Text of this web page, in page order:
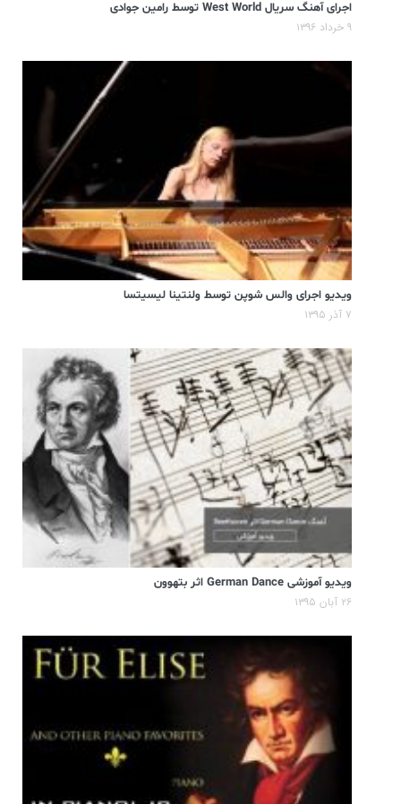
اجرای آهنگ سریال West World توسط رامین جوادی
۹ خرداد ۱۳۹۶
ویدیو اجرای والس شوپن توسط ولنتینا لیسیتسا
۷ آذر ۱۳۹۵
ویدیو آموزشی German Dance اثر بتهوون
۲۶ آبان ۱۳۹۵